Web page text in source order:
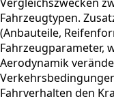
Fahrzeugtypen.
(Anbauteile,
Fahrzeugparameter,
Aerodynamik
Fahrverhalten den